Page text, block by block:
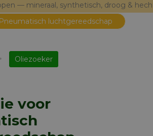
— mineraal, synthetisch, droog &
luchtgereedschap
voor
Oliezoeker